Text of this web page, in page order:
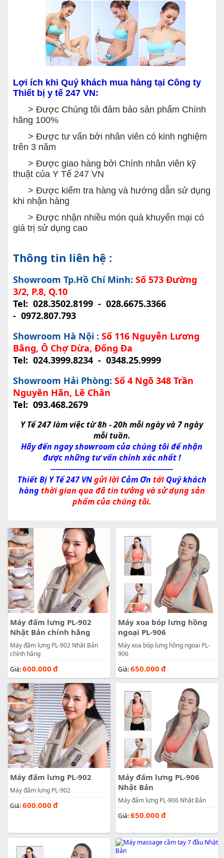
Lợi ích khi Quý khách mua hàng tại Công ty
Thiết bị y tế 247 VN:
> Được Chúng tôi đảm bảo sản phẩm Chính
hãng 100%
> Được tư vấn bởi nhân viên có kinh nghiệm
trên 3 năm
> Được giao hàng bởi Chính nhân viên kỹ
thuật của Y Tế 247 VN
> Được kiểm tra hàng và hướng dẫn sử dụng
khi nhận hàng
> Được nhận nhiều món quà khuyến mại có
giá trị sử dụng cao
Thông tin liên hệ :
Showroom Tp.Hồ Chí Minh: Số 573 Đường
3/2, P.8, Q.10
Tel: 028.3502.8199- 028.6675.3366
- 0972.807.793
Showroom Hà Nội : Số 116 Nguyễn Lương
Bằng, Ô Chợ Dừa, Đống Đa
Tel: 024.3999.8234- 0348.25.9999
Showroom Hải Phòng: Số 4 Ngõ 348 Trần
Nguyên Hãn, Lê Chân
Tel: 093.468.2679
Y Tế 247 làm việc từ 8h - 20h mỗi ngày và 7 ngày
mỗi tuần.
Hãy đến ngay showroom của chúng tôi để nhận
được những tư vấn chính xác nhất !
-------------------------------------------------
Thiết Bị Y Tế 247 VNgửi lời Cảm Ơn tới Quý khách
hàngthời gian qua đã tin tưởng và sử dụng sản
phẩm của chúng tôi.
Máy đấm lưng PL-902
Nhật Bản chính hãng
Máy đấm lưng PL-902 Nhật Bản
chính hãng
Giá:600.000 đ
Máy xoa bóp lưng hồng
ngoại PL-906
Máy xoa bóp lưng hồng ngoại PL-
906
Giá:650.000 đ
Máy đấm lưng PL-902
Máy đấm lưng PL-902
Giá:600.000 đ
Máy đấm lưng PL-906
Nhật Bản
Máy đấm lưng PL-906 Nhật Bản
Giá:650.000 đ